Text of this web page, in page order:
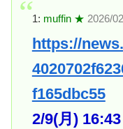
1: muffin ★ 2026/
https://
f165dbc55
2/9(月) 16:43